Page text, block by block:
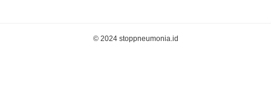
© 2024 stoppneumonia.id